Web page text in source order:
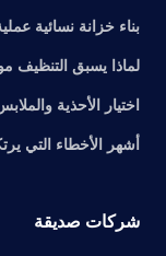
بناء خزانة نسائية
لماذا يسبق التنظيف
اختيار الأحذية
أشهر الأخطاء التي
شركات صديقة